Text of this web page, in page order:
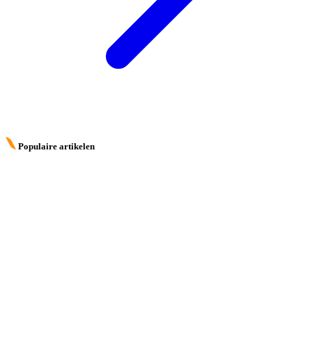
Populaire artikelen